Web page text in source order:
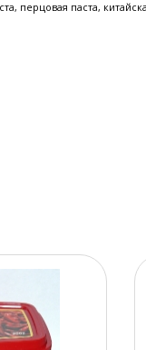
перцовая паста,